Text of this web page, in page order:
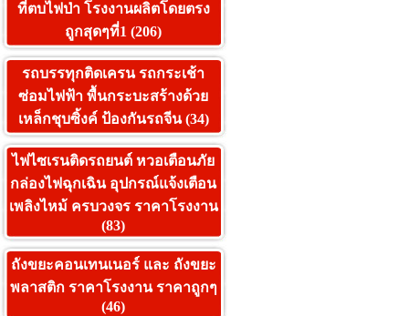
ที่ตบไฟป่า โรงงานผลิตโดยตรง
ถูกสุดๆที่1 (206)
รถบรรทุกติดเครน รถกระเช้า
ซ่อมไฟฟ้า พื้นกระบะสร้างด้วย
เหล็กชุบซิ้งค์ ป้องกันรถจีน (34)
ไฟไซเรนติดรถยนต์ หวอเตือนภัย
กล่องไฟฉุกเฉิน อุปกรณ์แจ้งเตือน
เพลิงไหม้ ครบวงจร ราคาโรงงาน
(83)
ถังขยะคอนเทนเนอร์ และ ถังขยะ
พลาสติก ราคาโรงงาน ราคาถูกๆ
(46)